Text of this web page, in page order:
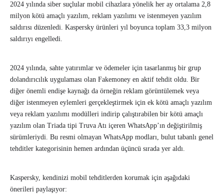
2024 yılında siber suçlular mobil cihazlara yönelik her ay ortalama 2,8
milyon kötü amaçlı yazılım, reklam yazılımı ve istenmeyen yazılım
saldırısı düzenledi. Kaspersky ürünleri yıl boyunca toplam 33,3 milyon
saldırıyı engelledi.
2024 yılında, sahte yatırımlar ve ödemeler için tasarlanmış bir grup
dolandırıcılık uygulaması olan Fakemoney en aktif tehdit oldu. Bir
diğer önemli endişe kaynağı da örneğin reklam görüntülemek veya
diğer istenmeyen eylemleri gerçekleştirmek için ek kötü amaçlı yazılım
veya reklam yazılımı modülleri indirip çalıştırabilen bir kötü amaçlı
yazılım olan Triada tipi Truva Atı içeren WhatsApp’ın değiştirilmiş
sürümleriydi. Bu resmi olmayan WhatsApp modları, bulut tabanlı genel
tehditler kategorisinin hemen ardından üçüncü sırada yer aldı.
Kaspersky, kendinizi mobil tehditlerden korumak için aşağıdaki
önerileri paylaşıyor: